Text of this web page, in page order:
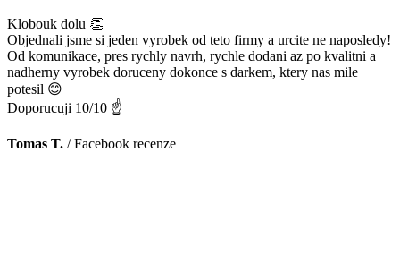
Klobouk dolu 👏
Objednali jsme si jeden vyrobek od teto firmy a urcite ne naposledy!
Od komunikace, pres rychly navrh, rychle dodani az po kvalitni a
nadherny vyrobek doruceny dokonce s darkem, ktery nas mile
potesil 😊
Doporucuji 10/10 ☝️
Tomas T. /Facebook recenze